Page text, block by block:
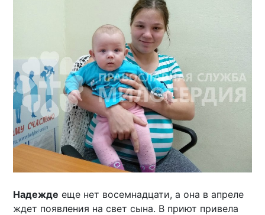
Надежде еще нет восемнадцати, а она в апреле
ждет появления на свет сына. В приют привела